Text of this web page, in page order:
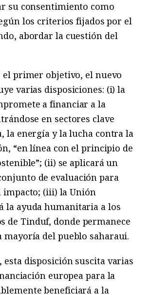
su consentimiento como
los criterios fijados por el
abordar la cuestión del
el primer objetivo, el nuevo
varias disposiciones: (i) la
a financiar a la
en sectores clave
la energía y la lucha contra la
“en línea con el principio de
(ii) se aplicará un
de evaluación para
impacto; (iii) la Unión
la ayuda humanitaria a los
de Tinduf, donde permanece
mayoría del pueblo saharaui.
esta disposición suscita varias
europea para la
beneficiará a la